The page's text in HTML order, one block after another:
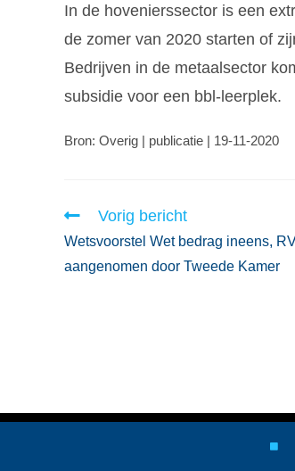
In de hovenierssector is een
de zomer van 2020 starten of
Bedrijven in de metaalsector
subsidie voor een bbl-leerplek.
Bron: Overig | publicatie | 19-11-2020
Vorig bericht
Wetsvoorstel Wet bedrag ineens,
aangenomen door Tweede Kamer